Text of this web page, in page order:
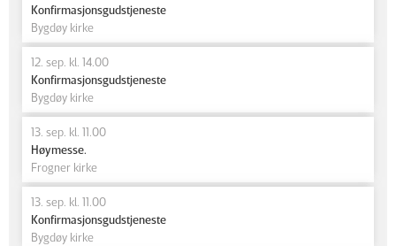
Konfirmasjonsgudstjeneste
Bygdøy kirke
12. sep. kl. 14.00
Konfirmasjonsgudstjeneste
Bygdøy kirke
13. sep. kl. 11.00
Høymesse.
Frogner kirke
13. sep. kl. 11.00
Konfirmasjonsgudstjeneste
Bygdøy kirke